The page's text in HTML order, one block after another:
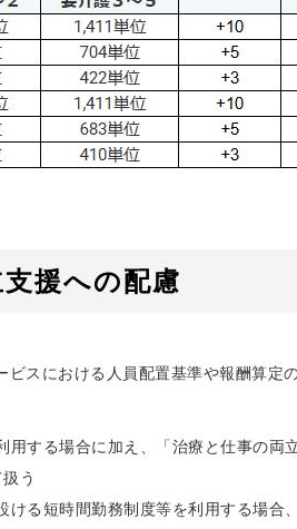
援への配慮
スにおける人員配置基準や報酬算定
する場合に加え、「治療と仕事の両
う
ける短時間勤務制度等を利用する場合